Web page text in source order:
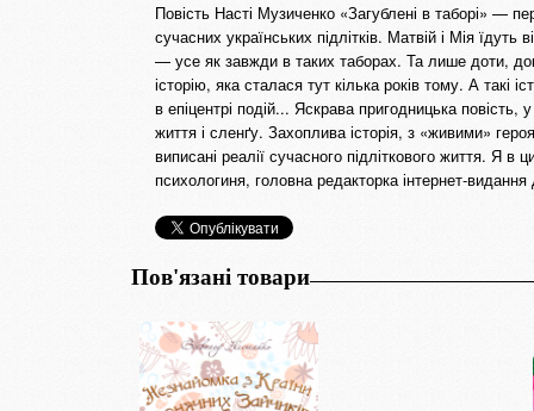
Повість Насті Музиченко «Загублені в таборі» —
сучасних українських підлітків. Матвій і Мія їдуть
— усе як завжди в таких таборах. Та лише доти,
історію, яка сталася тут кілька років тому. А такі
в епіцентрі подій... Яскрава пригодницька повість,
життя і сленґу. Захоплива історія, з «живими»
виписані реалії сучасного підліткового життя.
психологиня, головна редакторка інтернет-
Пов'язані товари